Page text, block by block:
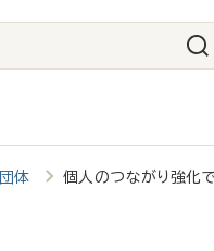
団体 個人のつながり強